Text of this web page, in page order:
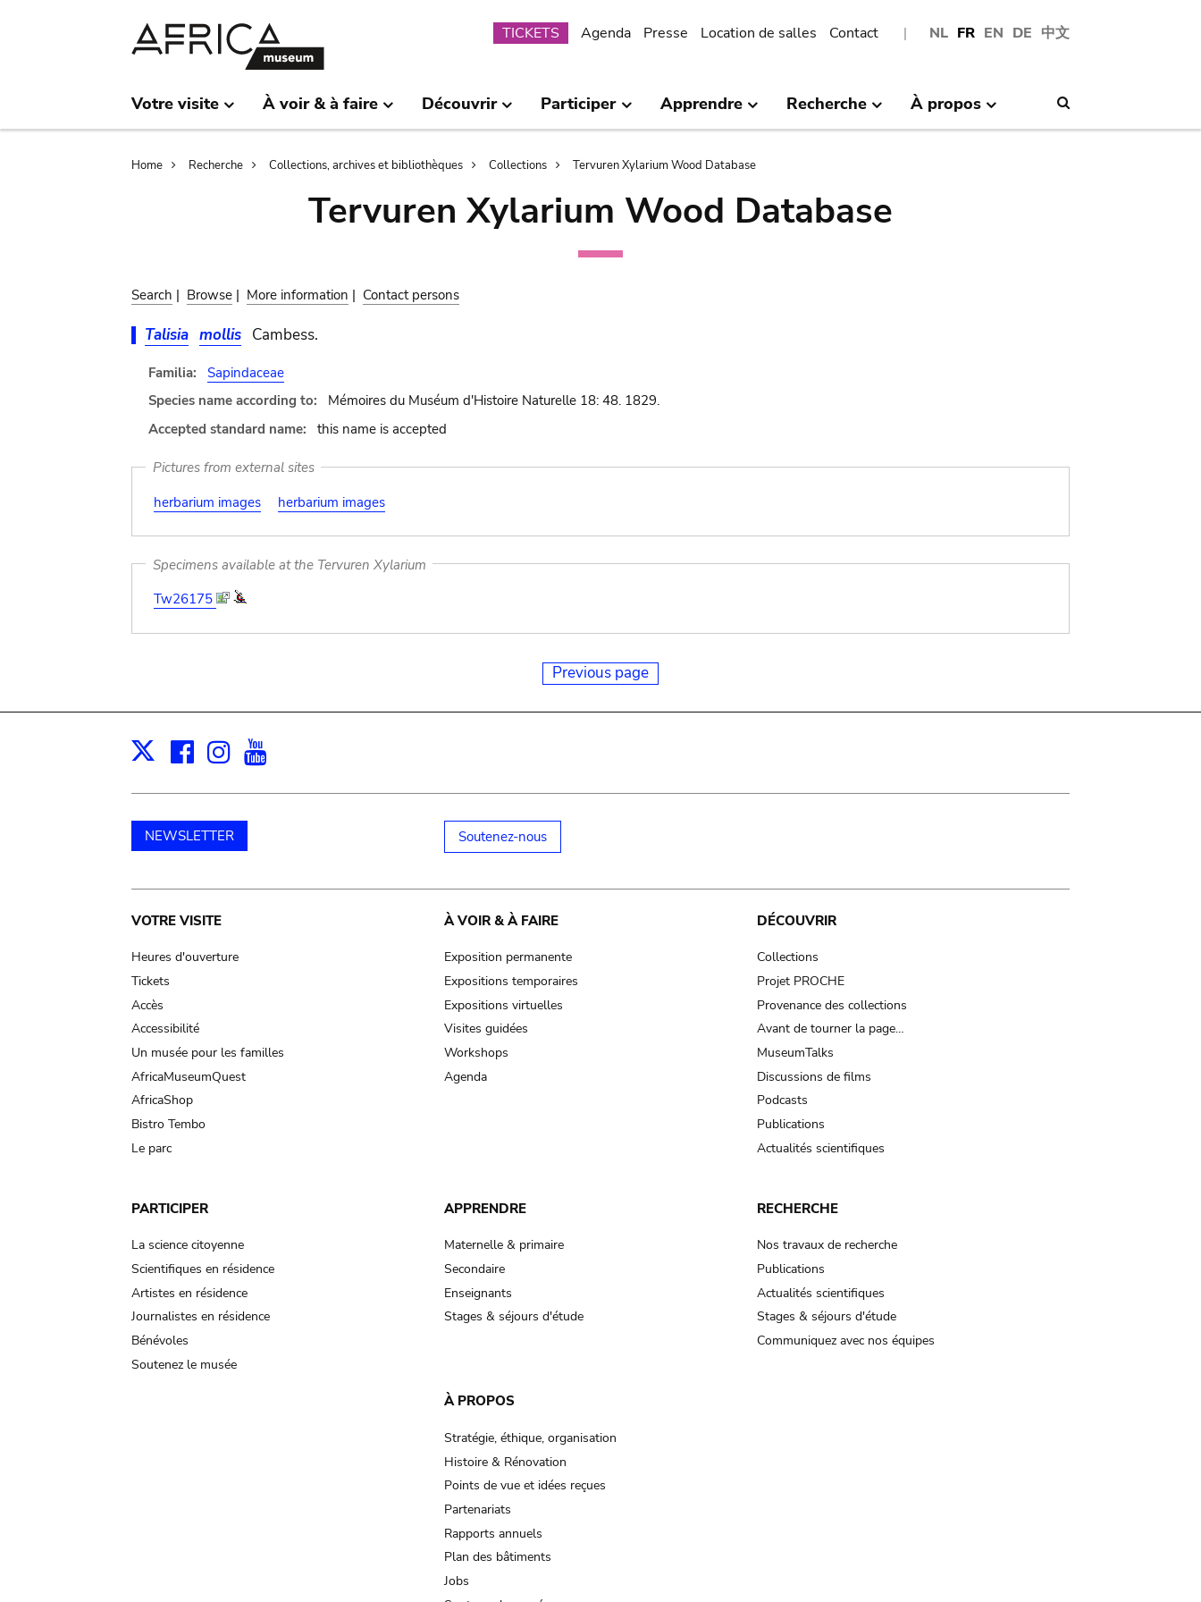
NL FR EN DE 中文
Submenu
TICKETS Agenda Presse Location de salles Contact
Votre visite À voir & à faire Découvrir Participer Apprendre Recherche À propos
Breadcrumb
Home Recherche Collections, archives et bibliothèques Collections Tervuren Xylarium Wood Database
Tervuren Xylarium Wood Database
Search | Browse | More information | Contact persons
Talisia mollis Cambess.
Familia:
Sapindaceae
Species name according to:
Mémoires du Muséum d'Histoire Naturelle 18: 48. 1829.
Accepted standard name:
this name is accepted
Pictures from external sites
herbarium images
herbarium images
Specimens available at the Tervuren Xylarium
Tw26175
Previous page
X Facebook
Instagram
NEWSLETTER Soutenez-nous
Main
navigation
VOTRE VISITE
Heures d'ouverture
Tickets
Accès
Accessibilité
Un musée pour les familles
AfricaMuseumQuest
AfricaShop
Bistro Tembo
Le parc
À VOIR & À FAIRE
Exposition permanente
Expositions temporaires
Expositions virtuelles
Visites guidées
Workshops
Agenda
DÉCOUVRIR
Collections
Projet PROCHE
Provenance des collections
Avant de tourner la page…
MuseumTalks
Discussions de films
Podcasts
Publications
Actualités scientifiques
PARTICIPER
La science citoyenne
Scientifiques en résidence
Artistes en résidence
Journalistes en résidence
Bénévoles
Soutenez le musée
APPRENDRE
Maternelle & primaire
Secondaire
Enseignants
Stages & séjours d'étude
RECHERCHE
Nos travaux de recherche
Publications
Actualités scientifiques
Stages & séjours d'étude
Communiquez avec nos équipes
À PROPOS
Stratégie, éthique, organisation
Histoire & Rénovation
Points de vue et idées reçues
Partenariats
Rapports annuels
Plan des bâtiments
Jobs